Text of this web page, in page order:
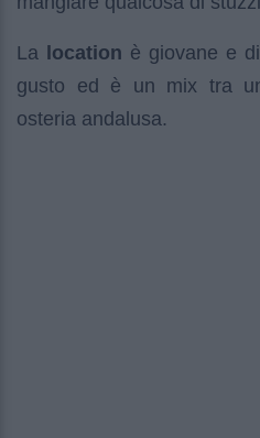
La location è giovane e
gusto ed è un mix tra
osteria andalusa.